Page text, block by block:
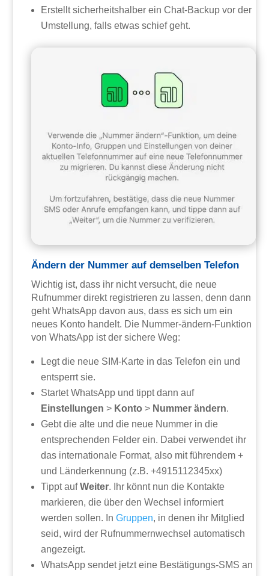
Erstellt sicherheitshalber ein Chat-Backup vor der
Umstellung, falls etwas schief geht.
Ändern der Nummer auf demselben Telefon
Wichtig ist, dass ihr nicht versucht, die neue
Rufnummer direkt registrieren zu lassen, denn dann
geht WhatsApp davon aus, dass es sich um ein
neues Konto handelt. Die Nummer-ändern-Funktion
von WhatsApp ist der sichere Weg:
Legt die neue SIM-Karte in das Telefon ein und
entsperrt sie.
Startet WhatsApp und tippt dann auf
Einstellungen > Konto > Nummer ändern.
Gebt die alte und die neue Nummer in die
entsprechenden Felder ein. Dabei verwendet ihr
das internationale Format, also mit führendem +
und Länderkennung (z.B. +4915112345xx)
Tippt aufWeiter. Ihr könnt nun die Kontakte
markieren, die über den Wechsel informiert
werden sollen. InGruppen, in denen ihr Mitglied
seid, wird der Rufnummernwechsel automatisch
angezeigt.
WhatsApp sendet jetzt eine Bestätigungs-SMS an